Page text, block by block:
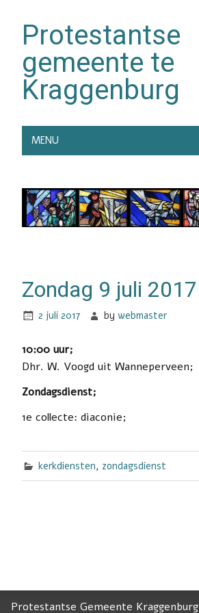
Protestantse
gemeente te
Kraggenburg
MENU
Zondag 9 juli 2017
2 juli 2017 bywebmaster
10:00 uur;
Dhr. W. Voogd uit Wanneperveen;
Zondagsdienst;
1e collecte: diaconie;
kerkdiensten, zondagsdienst
Protestantse Gemeente Kraggenburg